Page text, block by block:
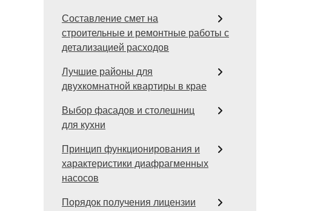
Составление смет на
строительные и ремонтные работы с
детализацией расходов
Лучшие районы для
двухкомнатной квартиры в крае
Выбор фасадов и столешниц
для кухни
Принцип функционирования и
характеристики диафрагменных
насосов
Порядок получения лицензии